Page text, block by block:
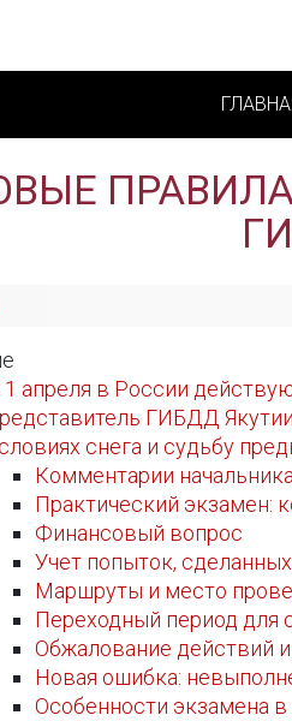
1 апреля в России
ГИБДД
снега и судьбу
Комментарии
Практический экзамен:
Финансовый вопрос
Учет попыток,
Маршруты и место
Переходный период для
Обжалование действий
Новая ошибка:
Особенности экзамена